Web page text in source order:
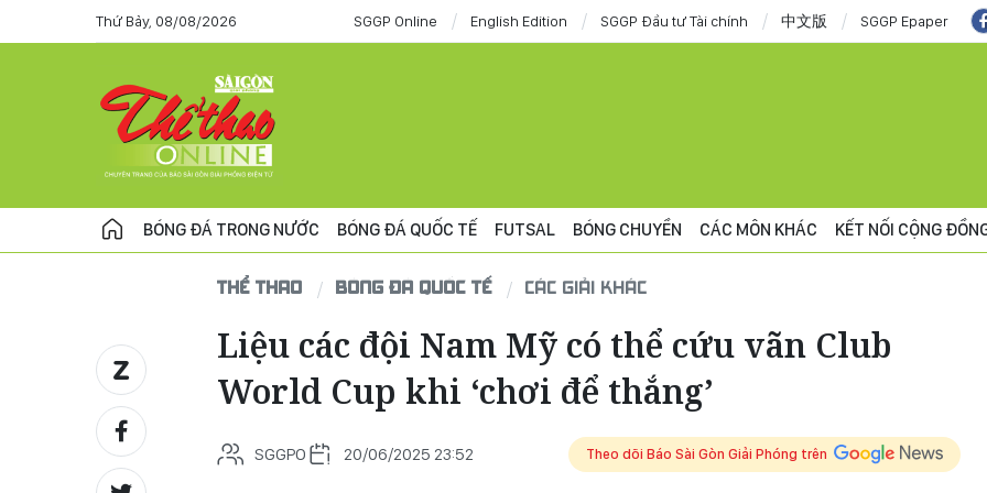
Thứ Bảy, 08/08/2026 SGGP Online English Edition SGGP Đầu tư Tài chính 中文版 SGGP Epaper
BÓNG ĐÁ TRONG NƯỚC BÓNG ĐÁ QUỐC TẾ FUTSAL BÓNG CHUYỀN CÁC MÔN KHÁC KẾT NỐI CỘNG
THỂ THAO BÓNG ĐÁ QUỐC TẾ CÁC GIẢI KHÁC
Liệu các đội Nam Mỹ có thể cứu vãn Club
World Cup khi ‘chơi để thắng’
SGGPO 20/06/2025 23:52 Theo dõi Báo Sài Gòn Giải Phóng trên